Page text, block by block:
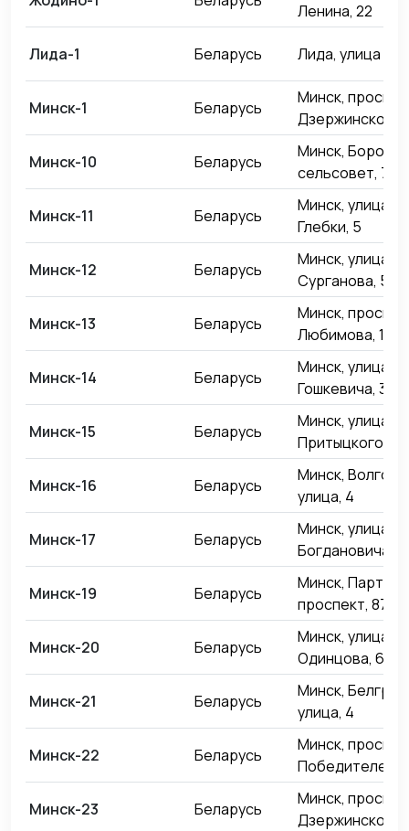
Ленина, 22
Лида-1 Беларусь Лида, улица
Минск-1 Беларусь
Минск,
Дзержинского,
Минск-10 Беларусь
Минск,
сельсовет, 74
Минск-11 Беларусь
Минск, улица
Глебки, 5
Минск-12 Беларусь
Минск, улица
Сурганова, 50к1
Минск-13 Беларусь
Минск,
Любимова, 17
Минск-14 Беларусь
Минск, улица
Гошкевича, 3
Минск-15 Беларусь
Минск, улица
Притыцкого,
Минск-16 Беларусь
Минск,
улица, 4
Минск-17 Беларусь
Минск, улица
Богдановича,
Минск-19 Беларусь
Минск,
проспект, 87
Минск-20 Беларусь
Минск, улица
Одинцова, 65
Минск-21 Беларусь
Минск,
улица, 4
Минск-22 Беларусь
Минск,
Победителей,
Минск-23 Беларусь
Минск,
Дзержинского,